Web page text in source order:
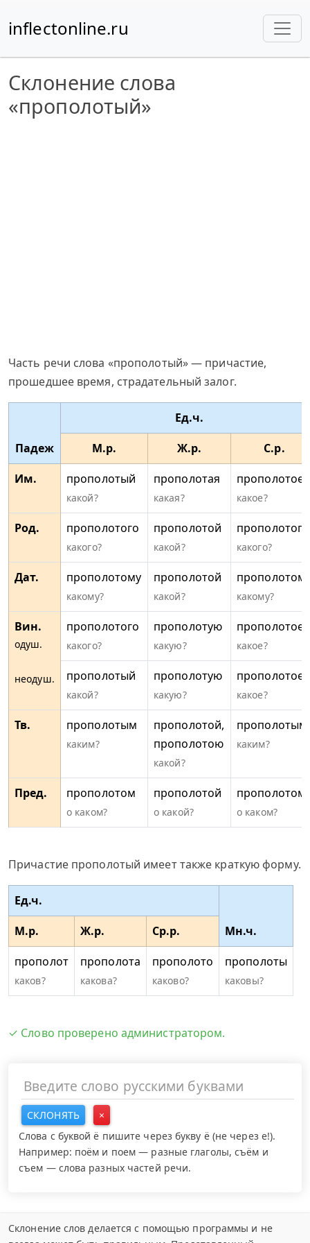
inflectonline.ru
Склонение слова
«прополотый»
Часть речи слова «прополотый» — причастие,
прошедшее время, страдательный залог.
Падеж
Ед.ч.
М.р.
Ж.р.
С.р.
Им.
прополотый
какой?
прополотая
какая?
прополотое
какое?
Род. прополотого
какого?
прополотой
какой?
прополотого
какого?
Дат. прополотому
какому?
прополотой
какой? какому?
Вин.
одуш.
неодуш.
прополотого
какого?
прополотую
какую?
прополотое
какое?
прополотый
какой?
прополотую
какую?
прополотое
какое?
Тв. прополотым
каким?
прополотой,
прополотою
какой?
прополотым
каким?
Пред. прополотом
о каком?
прополотой
о какой?
прополотом
о каком?
Причастие прополотый имеет также краткую форму.
Ед.ч.
Мн.ч.
М.р. Ж.р.
Ср.р.
прополот
каков?
прополота
какова?
прополото
каково?
прополоты
каковы?
✓ Слово проверено администратором.
СКЛОНЯТЬ
×
Слова с буквой ё пишите через букву ё (не через е!).
Например: поём и поем — разные глаголы, съём и
съем — слова разных частей речи.
Склонение слов делается с помощью программы и не